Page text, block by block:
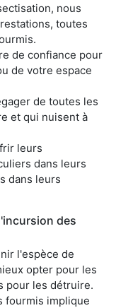
nous
toutes
de confiance pour
de votre espace
de toutes les
et qui nuisent à
leurs
dans leurs
dans leurs
des
l'espèce de
opter pour les
pour les détruire.
fourmis implique